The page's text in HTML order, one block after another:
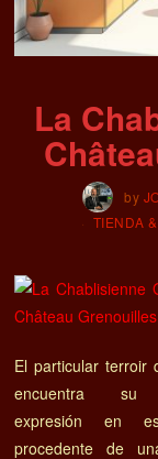
La
by
TIENDA
El particular terroir
encuentra su
expresión en
procedente de